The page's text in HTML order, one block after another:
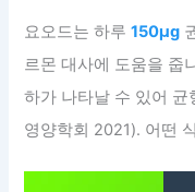
요오드는 하루150μg
르몬 대사에 도움을 줍
하가 나타날 수 있어
영양학회 2021). 어떤